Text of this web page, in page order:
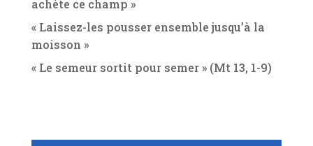
achète ce champ »
« Laissez-les pousser ensemble jusqu’à la
moisson »
« Le semeur sortit pour semer » (Mt 13, 1-9)